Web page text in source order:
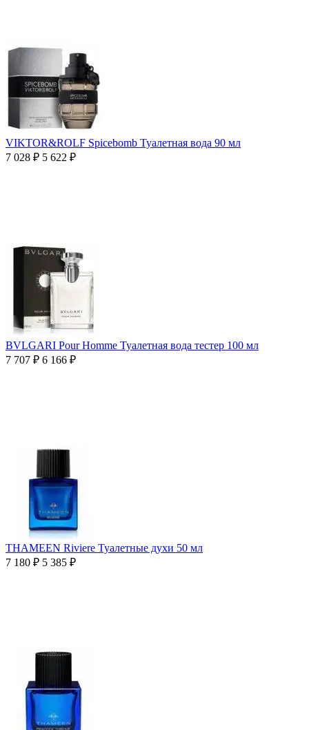
VIKTOR&ROLF Spicebomb Туалетная вода 90 мл
7 028 ₽ 5 622 ₽
BVLGARI Pour Homme Туалетная вода тестер 100 мл
7 707 ₽ 6 166 ₽
THAMEEN Riviere Туалетные духи 50 мл
7 180 ₽ 5 385 ₽